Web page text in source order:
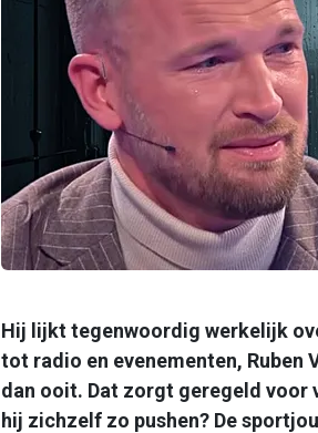
Hij lijkt tegenwoordig werkelijk
tot radio en evenementen, Ruben
dan ooit. Dat zorgt geregeld voor
hij zichzelf zo pushen? De